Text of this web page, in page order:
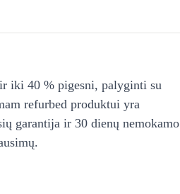
iki 40 % pigesni, palyginti su
refurbed produktui yra
garantija ir 30 dienų nemokamo